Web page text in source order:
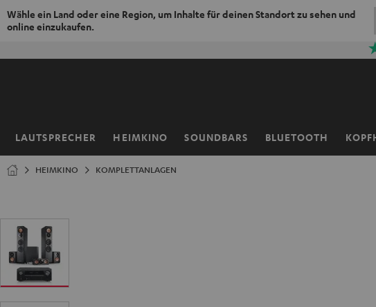
Wähle ein Land oder eine Region, um Inhalte für deinen Standort zu sehen und
online einzukaufen.
LAUTSPRECHER HEIMKINO SOUNDBARS BLUETOOTH
Startseite
HEIMKINO KOMPLETTANLAGEN